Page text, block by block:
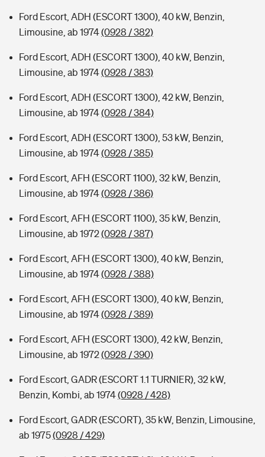
Ford Escort, ADH (ESCORT 1300), 40 kW, Benzin,
Limousine, ab 1974(0928 / 382)
Ford Escort, ADH (ESCORT 1300), 40 kW, Benzin,
Limousine, ab 1974(0928 / 383)
Ford Escort, ADH (ESCORT 1300), 42 kW, Benzin,
Limousine, ab 1974(0928 / 384)
Ford Escort, ADH (ESCORT 1300), 53 kW, Benzin,
Limousine, ab 1974(0928 / 385)
Ford Escort, AFH (ESCORT 1100), 32 kW, Benzin,
Limousine, ab 1974(0928 / 386)
Ford Escort, AFH (ESCORT 1100), 35 kW, Benzin,
Limousine, ab 1972(0928 / 387)
Ford Escort, AFH (ESCORT 1300), 40 kW, Benzin,
Limousine, ab 1974(0928 / 388)
Ford Escort, AFH (ESCORT 1300), 40 kW, Benzin,
Limousine, ab 1974(0928 / 389)
Ford Escort, AFH (ESCORT 1300), 42 kW, Benzin,
Limousine, ab 1972(0928 / 390)
Ford Escort, GADR (ESCORT 1.1 TURNIER), 32 kW,
Benzin, Kombi, ab 1974(0928 / 428)
Ford Escort, GADR (ESCORT), 35 kW, Benzin, Limousine,
ab 1975(0928 / 429)